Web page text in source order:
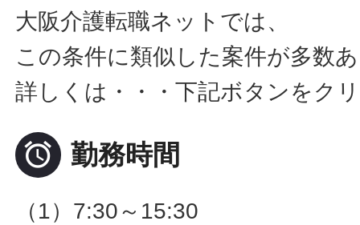
大阪介護転職ネットでは、
この条件に類似した案件が多数
詳しくは・・・下記ボタンをク
 勤務時間
（1）7:30～15:30